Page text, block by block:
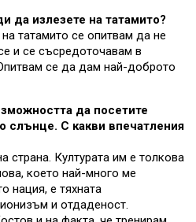
да излезете на татамито?
татамито се опитвам да не
и се съсредоточавам в
се да дам най-доброто
да посетите
слънце. С какви впечатления
страна. Културата им е толкова
което най-много ме
нация, е тяхната
и отдаденост.